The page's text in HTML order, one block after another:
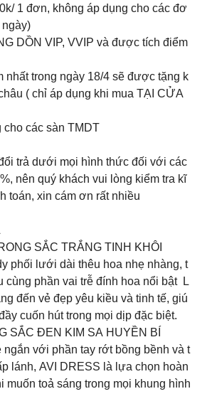
1 đơn, không áp dụng cho các đơ
ngày)
DỒN VIP, VVIP và được tích điểm
nhất trong ngày 18/4 sẽ được tặng k
( chỉ áp dụng khi mua TẠI CỬA
cho các sàn TMDT
trả dưới mọi hình thức đối với các
nên quý khách vui lòng kiểm tra kĩ
toán, xin cám ơn rất nhiều
SẮC TRẮNG TINH KHÔI
phối lưới dài thêu hoa nhẹ nhàng, t
cùng phần vai trễ đính hoa nổi bật L
đến vẻ đẹp yêu kiều và tinh tế, giú
cuốn hút trong mọi dịp đặc biệt.
SẮC ĐEN KIM SA HUYỀN BÍ
ngắn với phần tay rớt bồng bềnh và t
lánh, AVI DRESS là lựa chọn hoàn
muốn toả sáng trong mọi khung hình